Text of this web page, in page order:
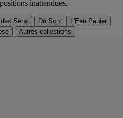
inattendues.
Sens Do Son
L'Eau Papier
Autres collections